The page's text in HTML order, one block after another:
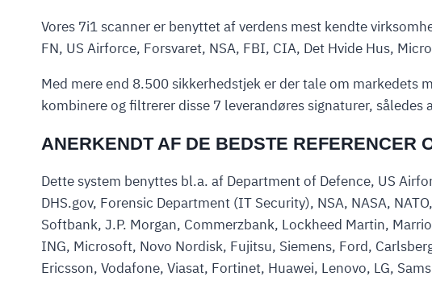
Vores 7i1 scanner er benyttet af verdens mest kendte
FN, US Airforce, Forsvaret, NSA, FBI, CIA, Det Hvide Hus,
Med mere end 8.500 sikkerhedstjek er der tale om
kombinere og filtrerer disse 7 leverandøres signaturer,
ANERKENDT AF DE BEDSTE REFERENCER
Dette system benyttes bl.a. af Department of Defence, US
DHS.gov, Forensic Department (IT Security), NSA, NASA,
Softbank, J.P. Morgan, Commerzbank, Lockheed Martin,
ING, Microsoft, Novo Nordisk, Fujitsu, Siemens, Ford,
Ericsson, Vodafone, Viasat, Fortinet, Huawei, Lenovo, LG,